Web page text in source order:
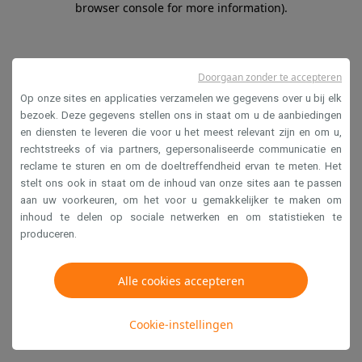
browser console for more information).
Op onze sites en applicaties verzamelen we gegevens over u bij elk
bezoek. Deze gegevens stellen ons in staat om u de aanbiedingen
en diensten te leveren die voor u het meest relevant zijn en om u,
rechtstreeks of via partners, gepersonaliseerde communicatie en
reclame te sturen en om de doeltreffendheid ervan te meten. Het
stelt ons ook in staat om de inhoud van onze sites aan te passen
aan uw voorkeuren, om het voor u gemakkelijker te maken om
inhoud te delen op sociale netwerken en om statistieken te
produceren.
Alle cookies accepteren
Cookie-instellingen
Doorgaan zonder te accepteren